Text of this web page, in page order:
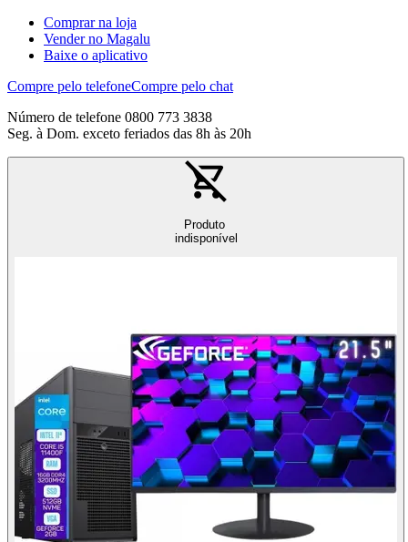
Comprar na loja
Vender no Magalu
Baixe o aplicativo
Compre pelo telefoneCompre pelo chat
Número de telefone 0800 773 3838
Seg. à Dom. exceto feriados das 8h às 20h
Produto
indisponível